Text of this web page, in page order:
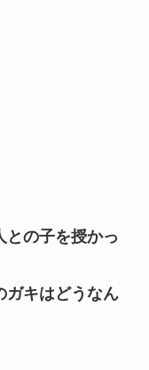
との子を授かっ
ガキはどうなん